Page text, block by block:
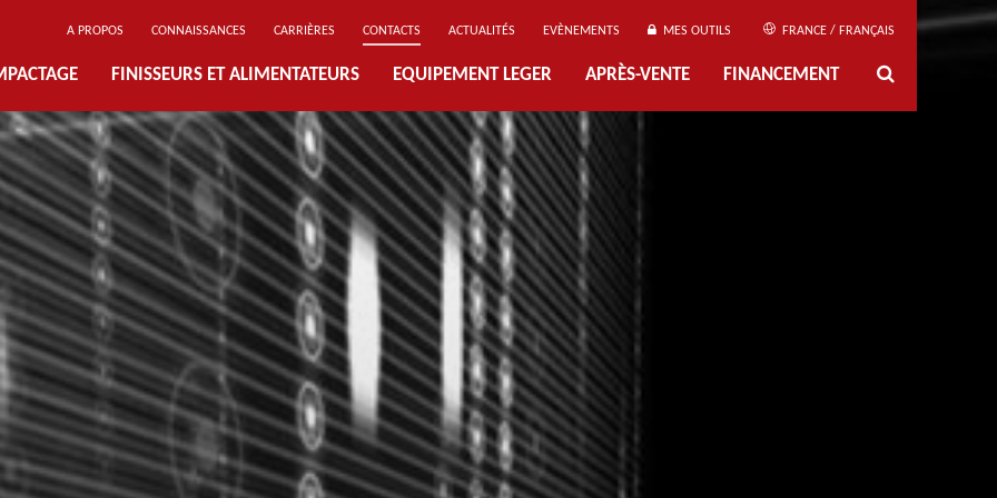
A PROPOS CONNAISSANCES CARRIÈRES CONTACTS ACTUALITÉS EVÈNEMENTS MES OUTILS FRANCE / FRANÇAIS
FINISSEURS ET ALIMENTATEURS EQUIPEMENT LEGER APRÈS-VENTE FINANCEMENT